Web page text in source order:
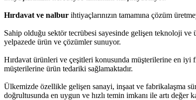
Hırdavat ve nalbur ihtiyaçlarınızın tamamına çözüm
Sahip olduğu sektör tecrübesi sayesinde gelişen teknoloji
yelpazede ürün ve çözümler sunuyor.
Hırdavat ürünleri ve çeşitleri konusunda müşterilerine en iyi
müşterilerine ürün tedariki sağlamaktadır.
Ülkemizde özellikle gelişen sanayi, inşaat ve fabrikalaşma
doğrultusunda en uygun ve hızlı temin imkanı ile artı değer